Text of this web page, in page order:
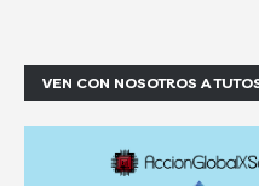
VEN CON NOSOTROS A